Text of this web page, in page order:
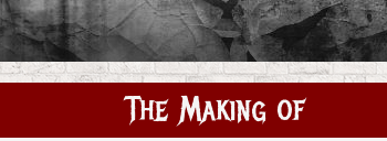
The Making of